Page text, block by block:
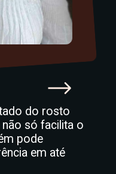
do rosto
só facilita o
pode
em até